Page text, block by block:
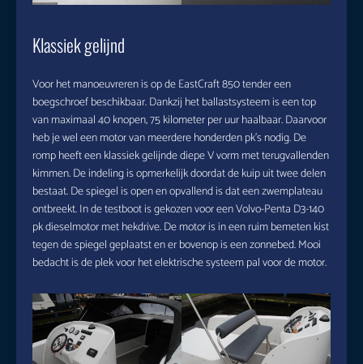
Klassiek gelijnd
Voor het manoeuvreren is op de EastCraft 850 tender een
boegschroef beschikbaar. Dankzij het ballastsysteem is een top
van maximaal 40 knopen, 75 kilometer per uur haalbaar. Daarvoor
heb je wel een motor van meerdere honderden pk’s nodig. De
romp heeft een klassiek gelijnde diepe V vorm met terugvallenden
kimmen. De indeling is opmerkelijk doordat de kuip uit twee delen
bestaat. De spiegel is open en opvallend is dat een zwemplateau
ontbreekt. In de testboot is gekozen voor een Volvo-Penta D3-140
pk dieselmotor met hekdrive. De motor is in een ruim bemeten kist
tegen de spiegel geplaatst en er bovenop is een zonnebed. Mooi
bedacht is de plek voor het elektrische systeem pal voor de motor.